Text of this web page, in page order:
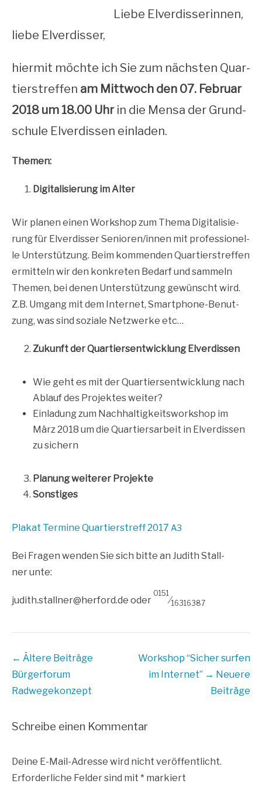
Lie­be Elver­dis­se­rin­nen,
lie­be Elverdisser,
hier­mit möch­te ich Sie zum nächs­ten Quar­
tiers­tref­fen am Mitt­woch den 07. Febru­ar
2018 um 18.00 Uhrin die Men­sa der Grund­
schu­le Elver­dis­sen einladen.
The­men:
Digi­ta­li­sie­rung im Alter
Wir pla­nen einen Work­shop zum The­ma Digi­ta­li­sie­
rung für Elver­dis­ser Senioren/innen mit pro­fes­sio­nel­
le Unter­stüt­zung. Beim kom­men­den Quar­tiers­tref­fen
ermit­teln wir den kon­kre­ten Bedarf und sam­meln
The­men, bei denen Unter­stüt­zung gewünscht wird.
Z.B. Umgang mit dem Inter­net, Smart­phone-Benut­
zung, was sind sozia­le Netz­wer­ke etc…
Zukunft der Quar­tiers­ent­wick­lung Elverdissen
Wie geht es mit der Quar­tiers­ent­wick­lung nach
Ablauf des Pro­jek­tes weiter?
Ein­la­dung zum Nach­hal­tig­keits­work­shop im
März 2018 um die Quar­tiers­ar­beit in Elver­dis­sen
zu sichern
Pla­nung wei­te­rer Projekte
Sons­ti­ges
Pla­kat Ter­mi­ne Quar­tiers­treff 2017 A3
Bei Fra­gen wen­den Sie sich bit­te an Judith Stall­
ner unte:
judith.​stallner@​herford.​de oder
0151
⁄16316387
Beitrags
Übersicht
← Ältere Beiträge
Bürgerforum
Radwegekonzept
Workshop “Sicher surfen
im Internet” → Neuere
Beiträge
Schreibe einen Kommentar
Deine E-Mail-Adresse wird nicht veröffentlicht.
Erforderliche Felder sind mit * markiert